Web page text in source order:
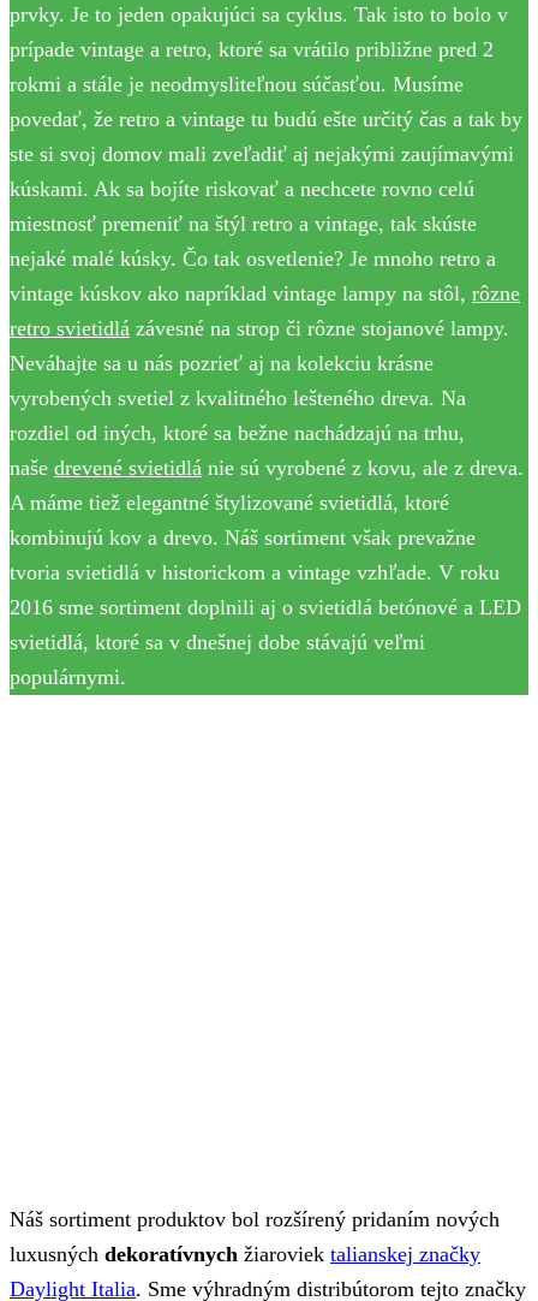
prvky. Je to jeden opakujúci sa cyklus. Tak isto to bolo v
prípade vintage a retro, ktoré sa vrátilo približne pred 2
rokmi a stále je neodmysliteľnou súčasťou. Musíme
povedať, že retro a vintage tu budú ešte určitý čas a tak by
ste si svoj domov mali zveľadiť aj nejakými zaujímavými
kúskami. Ak sa bojíte riskovať a nechcete rovno celú
miestnosť premeniť na štýl retro a vintage, tak skúste
nejaké malé kúsky. Čo tak osvetlenie? Je mnoho retro a
vintage kúskov ako napríklad vintage lampy na stôl, rôzne
retro svietidlá závesné na strop či rôzne stojanové lampy.
Neváhajte sa u nás pozrieť aj na kolekciu krásne
vyrobených svetiel z kvalitného lešteného dreva. Na
rozdiel od iných, ktoré sa bežne nachádzajú na trhu,
naše drevené svietidlá nie sú vyrobené z kovu, ale z dreva.
A máme tiež elegantné štylizované svietidlá, ktoré
kombinujú kov a drevo. Náš sortiment však prevažne
tvoria svietidlá v historickom a vintage vzhľade. V roku
2016 sme sortiment doplnili aj o svietidlá betónové a LED
svietidlá, ktoré sa v dnešnej dobe stávajú veľmi
populárnymi.
Náš sortiment produktov bol rozšírený pridaním nových
luxusných dekoratívnych žiaroviek talianskej značky
Daylight Italia. Sme výhradným distribútorom tejto značky